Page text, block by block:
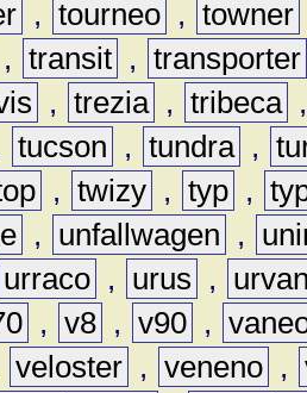
, tourneo , towner
, transit , transporter
, trezia , tribeca
tucson , tundra ,
, twizy , typ ,
, unfallwagen ,
urraco , urus ,
, v8 , v90 ,
veloster , veneno ,